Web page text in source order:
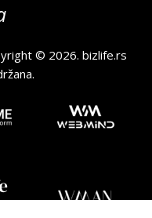
© 2026.bizlife.rs